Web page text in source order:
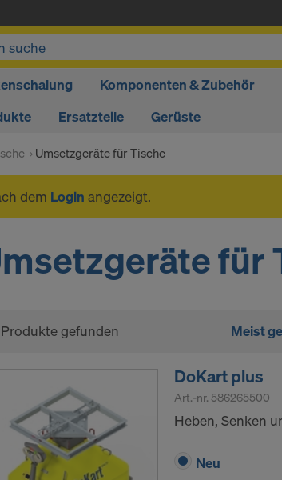
Komponenten & Zubehör
Ersatzteile Gerüste
Umsetzgeräte für Tische
dem Login angezeigt.
für
gefunden Meist
DoKart plus
Art.-nr. 586265500
Heben, Senken
Neu